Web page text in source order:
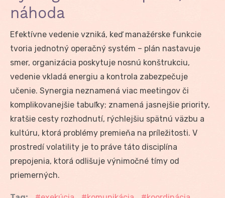
náhoda
Efektívne vedenie vzniká, keď manažérske funkcie
tvoria jednotný operačný systém – plán nastavuje
smer, organizácia poskytuje nosnú konštrukciu,
vedenie vkladá energiu a kontrola zabezpečuje
učenie. Synergia neznamená viac meetingov či
komplikovanejšie tabuľky; znamená jasnejšie priority,
kratšie cesty rozhodnutí, rýchlejšiu spätnú väzbu a
kultúru, ktorá problémy premieňa na príležitosti. V
prostredí volatility je to práve táto disciplína
prepojenia, ktorá odlišuje výnimočné tímy od
priemerných.